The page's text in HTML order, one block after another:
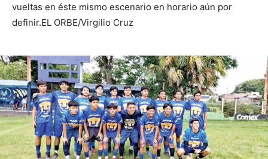
vueltas en éste mismo escenario en horario aún por
definir.EL ORBE/Virgilio Cruz